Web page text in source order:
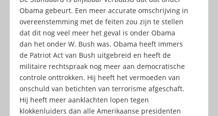
Obama gebeurt. Een meer accurate omschrijving in
overeenstemming met de feiten zou zijn te stellen
dat dit nog veel meer het geval is onder Obama
dan het onder W. Bush was. Obama heeft immers
de Patriot Act van Bush uitgebreid en heeft de
militaire rechtspraak nog meer aan democratische
controle onttrokken. Hij heeft het vermoeden van
onschuld van betichten van terrorisme afgeschaft.
Hij heeft meer aanklachten lopen tegen
klokkenluiders dan alle Amerikaanse presidenten